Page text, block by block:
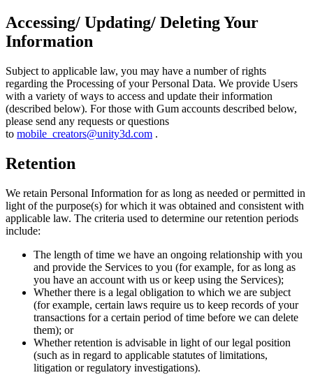
Accessing/ Updating/ Deleting Your
Information
Subject to applicable law, you may have a number of rights
regarding the Processing of your Personal Data. We provide Users
with a variety of ways to access and update their information
(described below). For those with Gum accounts described below,
please send any requests or questions
to mobile_creators@unity3d.com .
Retention
We retain Personal Information for as long as needed or permitted in
light of the purpose(s) for which it was obtained and consistent with
applicable law. The criteria used to determine our retention periods
include:
The length of time we have an ongoing relationship with you
and provide the Services to you (for example, for as long as
you have an account with us or keep using the Services);
Whether there is a legal obligation to which we are subject
(for example, certain laws require us to keep records of your
transactions for a certain period of time before we can delete
them); or
Whether retention is advisable in light of our legal position
(such as in regard to applicable statutes of limitations,
litigation or regulatory investigations).